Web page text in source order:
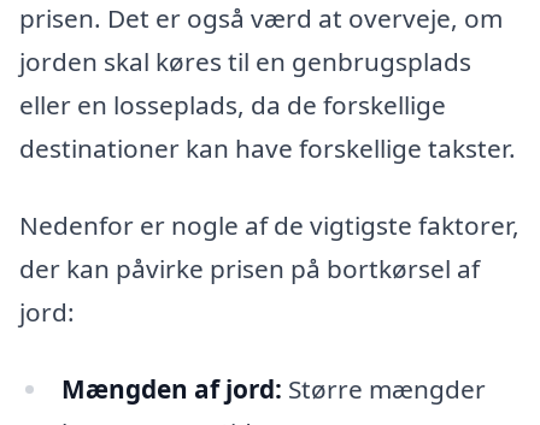
prisen. Det er også værd at overveje, om
jorden skal køres til en genbrugsplads
eller en losseplads, da de forskellige
destinationer kan have forskellige takster.
Nedenfor er nogle af de vigtigste faktorer,
der kan påvirke prisen på bortkørsel af
jord:
Mængden af jord: Større mængder